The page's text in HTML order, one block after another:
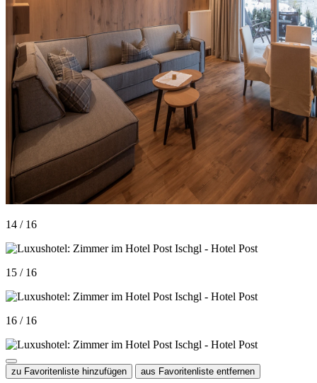
14 / 16
15 / 16
16 / 16
zu Favoritenliste hinzufügen aus Favoritenliste entfernen